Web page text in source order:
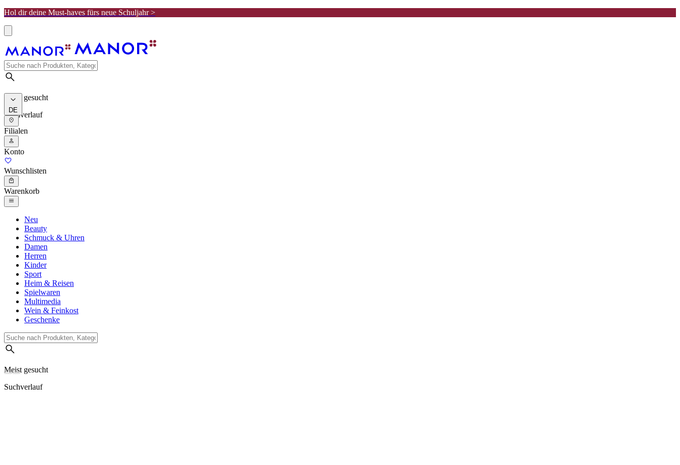
Hol dir deine Must-haves fürs neue Schuljahr >
Meist gesucht
Suchverlauf
DE
Filialen
Konto
Wunschlisten
Warenkorb
Neu
Beauty
Schmuck & Uhren
Damen
Herren
Kinder
Sport
Heim & Reisen
Spielwaren
Multimedia
Wein & Feinkost
Geschenke
Meist gesucht
Suchverlauf